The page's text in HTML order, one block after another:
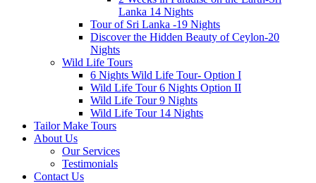
Lanka 14 Nights
Tour of Sri Lanka -19 Nights
Discover the Hidden Beauty of Ceylon-20
Nights
Wild Life Tours
6 Nights Wild Life Tour- Option I
Wild Life Tour 6 Nights Option II
Wild Life Tour 9 Nights
Wild Life Tour 14 Nights
Tailor Make Tours
About Us
Our Services
Testimonials
Contact Us